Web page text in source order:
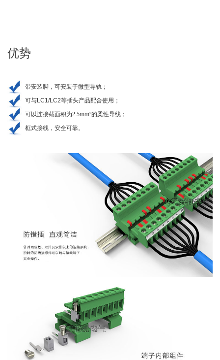
优势
带安装脚，可安装于微型导轨；
可与LC1/LC2等插头产品配合使用 ；
可以连接截面积为2.5mm²的柔性导线 ；
框式接线，安全可靠。